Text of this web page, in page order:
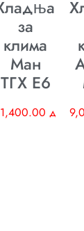
за
клима
Ман
ТГХ E6
ден